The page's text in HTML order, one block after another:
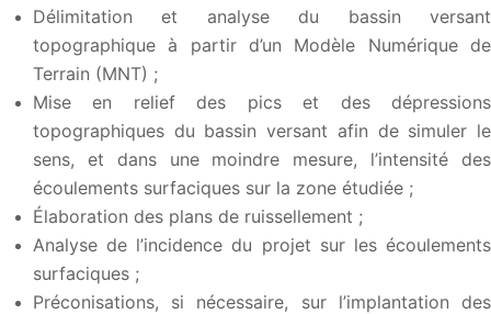
Délimitation et analyse du bassin versant
topographique à partir d’un Modèle Numérique de
Terrain (MNT) ;
Mise en relief des pics et des dépressions
topographiques du bassin versant afin de simuler le
sens, et dans une moindre mesure, l’intensité des
écoulements surfaciques sur la zone étudiée ;
Élaboration des plans de ruissellement ;
Analyse de l’incidence du projet sur les écoulements
surfaciques ;
Préconisations, si nécessaire, sur l’implantation des